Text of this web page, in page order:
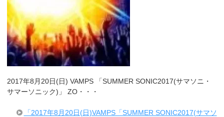
2017年8月20日(日) VAMPS 「SUMMER SONIC2017(サマソニ・
サマーソニック)」 ZO・・・
「2017年8月20日(日)VAMPS「SUMMER SONIC2017(サマソ